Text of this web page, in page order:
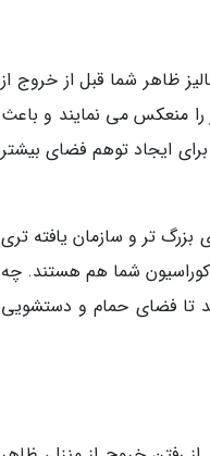
ظاهر شما قبل از خروج از
را منعکس می نمایند و باعث
ایجاد توهم فضای بیشتر
تر و سازمان یافته تری
شما هم هستند. چه
تا فضای حمام و دستشویی